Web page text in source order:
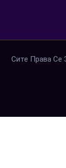
Сите Права Се